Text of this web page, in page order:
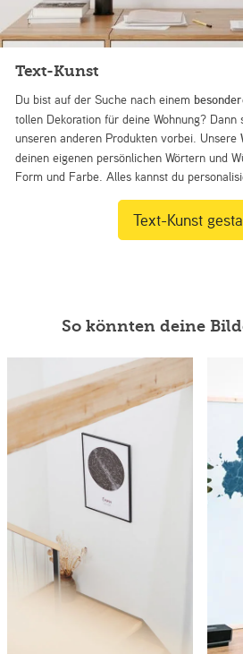
Text-Kunst
Du bist auf der Suche nach einem
tollen Dekoration für deine Wohnung?
unseren anderen Produkten vorbei. Unsere
deinen eigenen persönlichen Wörtern und
Form und Farbe. Alles kannst du
Text-Kunst
So könnten deine